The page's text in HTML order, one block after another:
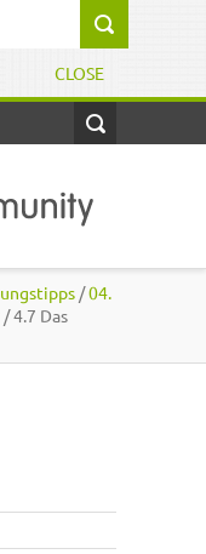
CLOSE
/04.
/ 4.7 Das